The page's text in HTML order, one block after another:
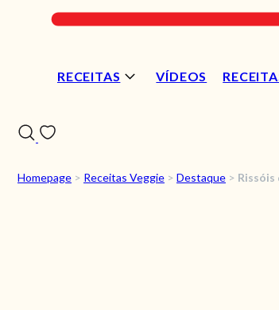
RECEITAS VÍDEOS
Homepage > Receitas Veggie > Destaque > Rissóis